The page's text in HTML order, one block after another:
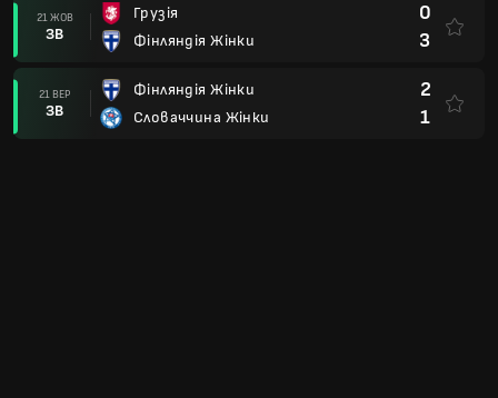
21 ЖОВ
ЗВ
Грузія
Фінляндія Жінки
0
3
21 ВЕР
ЗВ
Фінляндія Жінки
Словаччина Жінки
2
1